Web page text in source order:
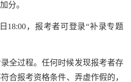
分。
18:00，报考者可登录“补录专题
全过程。任何时候发现报考者存
合报考资格条件、弄虚作假的，